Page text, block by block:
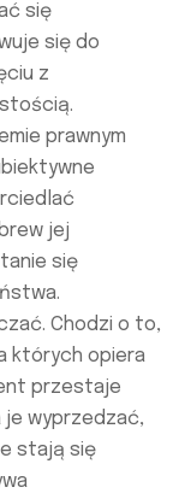
się
się do
z
prawnym
jej
się
Chodzi o to,
których opiera
przestaje
je wyprzedzać,
stają się